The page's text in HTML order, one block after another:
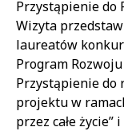
Przystąpienie do
Wizyta
laureatów
Program
Przystąpienie do
projektu w
przez całe życie”